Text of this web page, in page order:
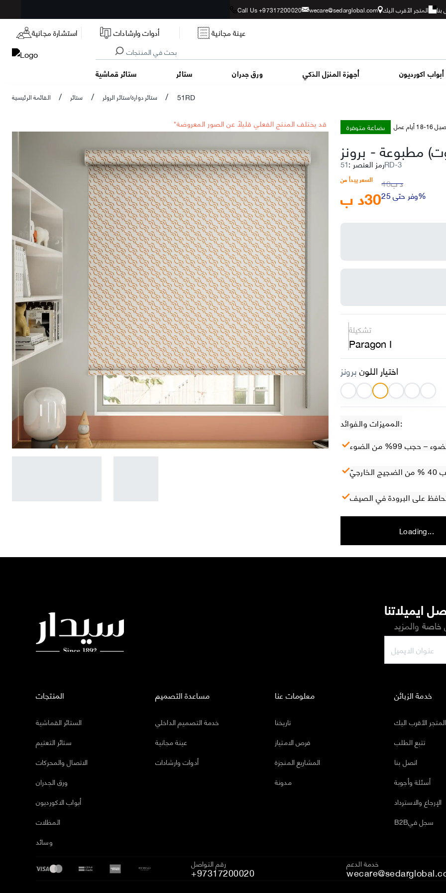
Call Us +97317200020 wecare@sedarglobal.com المتجر الأقرب اليك
استشارة مجانية أدوات وارشادات عينة مجانية
ستائر قماشية ستائر ورق جدران أجهزة المنزل الذكي أبواب اكورديون
القائمة الرئيسية / ستائر / ستائر دوارة/ستائر الرولر / 51RD
*قد يختلف المنتج الفعلي قليلاً عن الصور المعروضة بضاعة متوفرة أيام عمل
مطبوعة- برونز
رمز العنصر: 51RD-3
السعر يبدأ من
د ب30
د ب40
وفر حتى 25%
تشكيلة
Paragon I
اختيار اللونبرونز
المميزات والفوائد:
حجب 99% من الضوء
على البرودة في الصيف
Loading...
ايميلاتنا
والمزيد
المنتجات
الستائر القماشية
ستائر التعتيم
الاتصال والمحركات
ورق الجدران
أبواب الاكورديون
المظلات
وسائد
مساعدة التصميم
خدمة التصميم الداخلي
عينة مجانية
أدوات وارشادات
معلومات عنا
تاريخنا
فرص الامتياز
المشاريع المنجزة
مدونة
خدمة الزبائن
المتجر الأقرب اليك
تتبع الطلب
اتصل بنا
أسئلة وأجوبة
الإرجاع والاسترداد
B2Bسجل في
رقم التواصل
+97317200020
خدمة الدعم